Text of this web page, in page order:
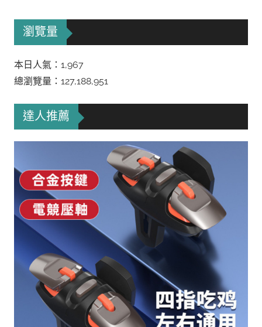
瀏覽量
本日人氣：1,967
總瀏覽量：127,188,951
達人推薦